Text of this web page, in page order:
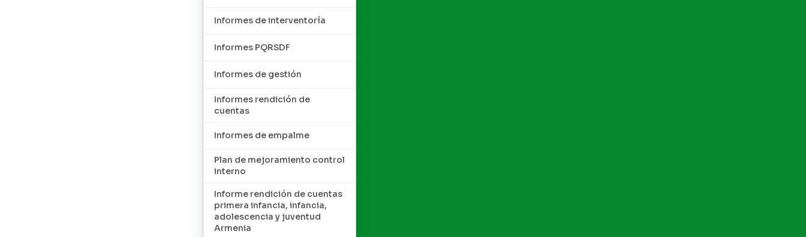
Informes de interventoría
Informes PQRSDF
Informes de gestión
Informes rendición de
cuentas
Informes de empalme
Plan de mejoramiento control
interno
Informe rendición de cuentas
primera infancia, infancia,
adolescencia y juventud
Armenia